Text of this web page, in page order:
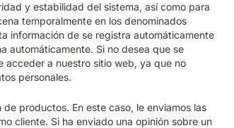
y estabilidad del sistema, así como para
temporalmente en los denominados
información de se registra automáticamente
automáticamente. Si no desea que se
acceder a nuestro sitio web, ya que no
personales.
productos. En este caso, le enviamos las
cliente. Si ha enviado una opinión sobre un